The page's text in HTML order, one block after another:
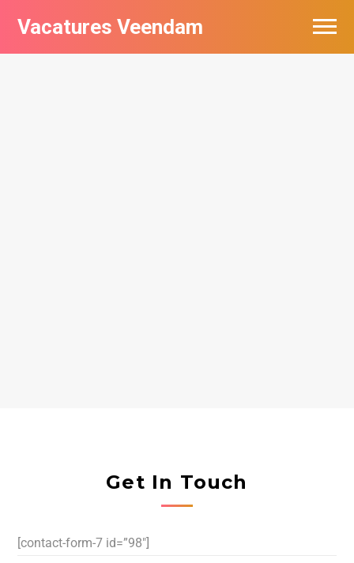
Vacatures Veendam
Get In Touch
[contact-form-7 id=”98″]
Vacatures per bedrijf